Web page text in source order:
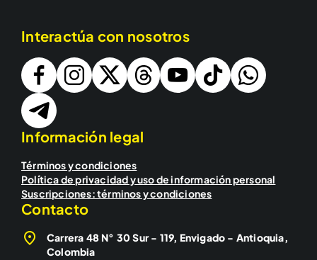
Interactúa con nosotros
Información legal
Términos y condiciones
Política de privacidad y uso de información personal
Suscripciones: términos y condiciones
Contacto
Carrera 48 N° 30 Sur - 119, Envigado - Antioquia,
Colombia